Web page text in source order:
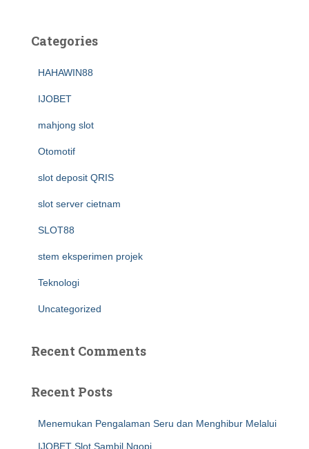
Categories
HAHAWIN88
IJOBET
mahjong slot
Otomotif
slot deposit QRIS
slot server cietnam
SLOT88
stem eksperimen projek
Teknologi
Uncategorized
Recent Comments
Recent Posts
Menemukan Pengalaman Seru dan Menghibur Melalui
IJOBET Slot Sambil Ngopi